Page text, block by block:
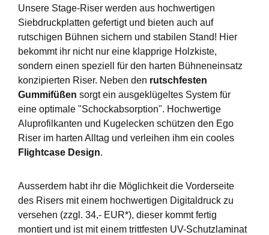
Unsere Stage-Riser werden aus hochwertigen
Siebdruckplatten gefertigt und bieten auch auf
rutschigen Bühnen sichern und stabilen Stand! Hier
bekommt ihr nicht nur eine klapprige Holzkiste,
sondern einen speziell für den harten Bühneneinsatz
konzipierten Riser. Neben den rutschfesten
Gummifüßen sorgt ein ausgeklügeltes System für
eine optimale "Schockabsorption". Hochwertige
Aluprofilkanten und Kugelecken schützen den Ego
Riser im harten Alltag und verleihen ihm ein cooles
Flightcase Design.
Ausserdem habt ihr die Möglichkeit die Vorderseite
des Risers mit einem hochwertigen Digitaldruck zu
versehen (zzgl. 34,- EUR*), dieser kommt fertig
montiert und ist mit einem trittfesten UV-Schutzlaminat